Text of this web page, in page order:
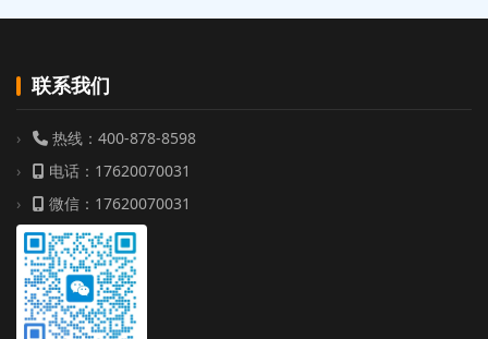
联系我们
热线：400-878-8598
电话：17620070031
微信：17620070031